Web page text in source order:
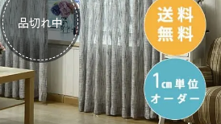
品切れ中